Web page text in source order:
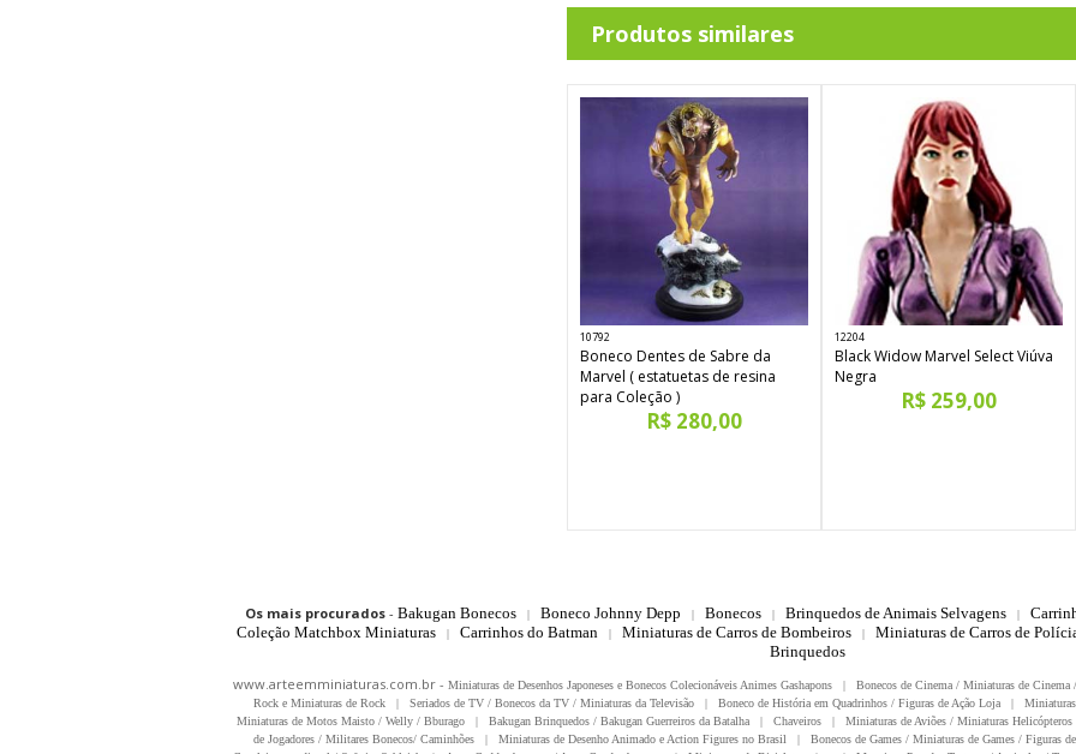
Produtos similares
10792
Boneco Dentes de Sabre da
Marvel ( estatuetas de resina
para Coleção )
R$ 280,00
12204
Black Widow Marvel Select Viúva
Negra
R$ 259,00
Os mais procurados- Bakugan Bonecos | Boneco Johnny Depp | Bonecos | Brinquedos de Animais Selvagens |
Coleção Matchbox Miniaturas
| Carrinhos do Batman | Miniaturas de Carros de Bombeiros | Miniaturas de Carros de
Brinquedos
www.arteemminiaturas.com.br - Miniaturas de Desenhos Japoneses e Bonecos Colecionáveis Animes Gashapons | Bonecos de Cinema / Miniaturas de Cinema
Rock e Miniaturas de Rock
| Seriados de TV / Bonecos da TV / Miniaturas da Televisão | Boneco de História em Quadrinhos / Figuras de Ação Loja |
Miniaturas de Motos Maisto / Welly / Bburago
| Bakugan Brinquedos / Bakugan Guerreiros da Batalha | Chaveiros | Miniaturas de Aviões / Miniaturas Helicópteros
de Jogadores / Militares Bonecos/ Caminhões
| Miniaturas de Desenho Animado e Action Figures no Brasil | Bonecos de Games / Miniaturas de Games / Figuras